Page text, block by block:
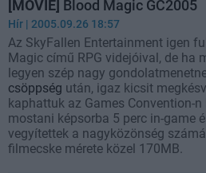
[MOVIE] Blood Magic GC2005
Hír | 2005.09.26 18:57
Az SkyFallen Entertainment igen
Magic című RPG videjóival, de ha
legyen szép nagy
csöppség után, igaz kicsit
kaphattuk az Games Convention-n
mostani képsorba 5 perc in-game
vegyítettek a nagyközönség
filmecske mérete közel 170MB.